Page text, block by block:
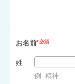
お名前*必須
姓
例: 精神